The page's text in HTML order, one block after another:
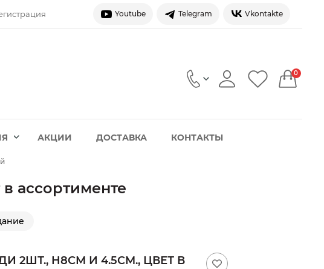
Youtube Telegram Vkontakte
0
АКЦИИ ДОСТАВКА КОНТАКТЫ
ассортименте
2ШТ., H8СМ И 4.5СМ., ЦВЕТ В